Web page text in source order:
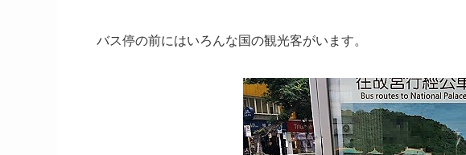
バス停の前にはいろんな国の観光客がいます。